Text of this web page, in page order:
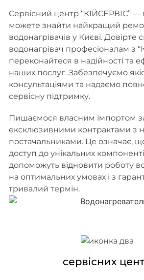
Сервісний центр “КІЙСЕРВІС” —
можете знайти найкращий
водонагрівачів у Києві. Довірте
водонагрівач професіоналам з
переконайтеся в надійності та
наших послуг. Забезпечуємо
консультаціями та надаємо
сервісну підтримку.
Пишаємося власним імпортом
ексклюзивними контрактами з
постачальниками. Це означає,
доступ до унікальних
допоможуть відновити роботу
на оптимальних умовах і з
тривалий термін.
сервісних